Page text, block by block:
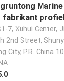
Marine
fabrikant profiel
7, Xuhui Center,
2nd Street,
City, P.R. China